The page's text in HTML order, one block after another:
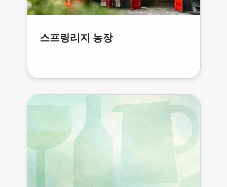
스프링리지 농장